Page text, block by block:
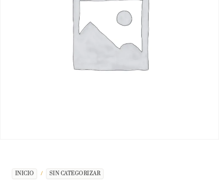
INICIO / SIN CATEGORIZAR